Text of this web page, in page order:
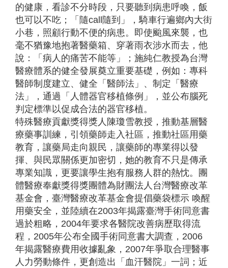
的健康，看診不分時段，只要聽到病患呼喚，飯
也可以不吃；「隨call隨到」，騎車行遍鄉內大街
小巷，照顧行動不便的病患。即使颱風來襲，也
毫不猶豫地抱著醫藥箱、穿著雨衣涉水而去，他
說：「病人的痛苦不能等」；施純仁教授為台灣
醫療體系的健全發展奠立重要基礎，例如：專科
醫師制度建立、健全「醫師法」、制定「醫療
法」，通過「人體器官移植條例」，並公布腦死
判定標準以促成合法的器官移植。
特殊醫療貢獻獎得獎人陳瓊雪教授，推動基層醫
療藥事訓練，引領藥師走入社區，推動社區用藥
教育，讓藥局走向親民，讓藥師的專業得以發
揮、與民眾關係更加密切，她的教育不只是傳承
專業知識，更要讓學生抱有服務人群的熱忱。團
體醫療奉獻獎得獎團體為財團法人台灣醫療改革
基金會，臺灣醫療改革基金會提倡藥袋標示 喚醒
用藥安全，並陸續在2003年揭露臺灣手術同意書
過於粗略，2004年要求各醫院改善病歷取得流
程，2005年公布全國手術同意書大調查，2006
年揭露醫療費用收據亂象，2007年爭取合理醫事
人力勞動條件，更創造出「血汗醫院」一詞；近